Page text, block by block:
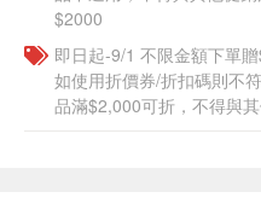
$2000
即日起-9/1 不限金額下單
如使用折價券/折扣碼則不
品滿$2,000可折，不得與